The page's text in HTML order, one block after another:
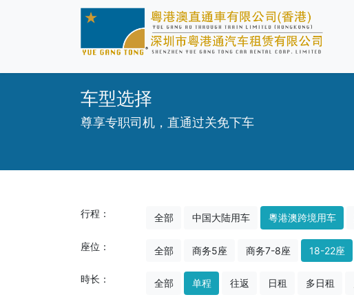
车型选择
尊享专职司机，直通过关免下车
行程： 全部 中国大陆用车 粵港澳跨境用车
座位： 全部 商务5座 商务7-8座 18-22座
時长： 全部 单程 往返 日租 多日租